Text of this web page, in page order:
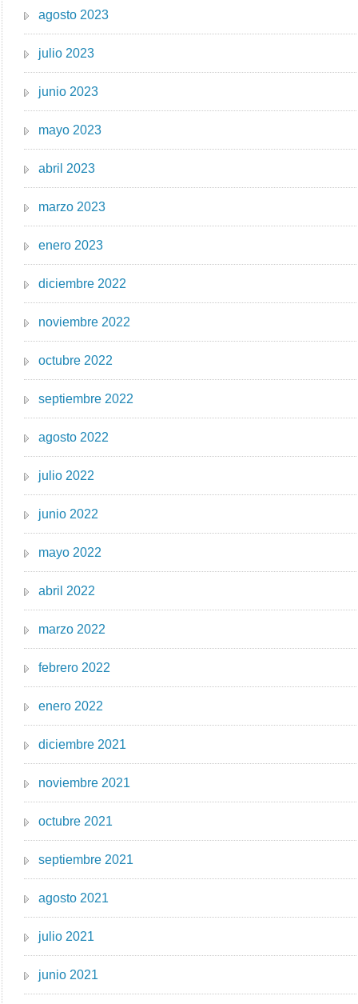
agosto 2023
julio 2023
junio 2023
mayo 2023
abril 2023
marzo 2023
enero 2023
diciembre 2022
noviembre 2022
octubre 2022
septiembre 2022
agosto 2022
julio 2022
junio 2022
mayo 2022
abril 2022
marzo 2022
febrero 2022
enero 2022
diciembre 2021
noviembre 2021
octubre 2021
septiembre 2021
agosto 2021
julio 2021
junio 2021